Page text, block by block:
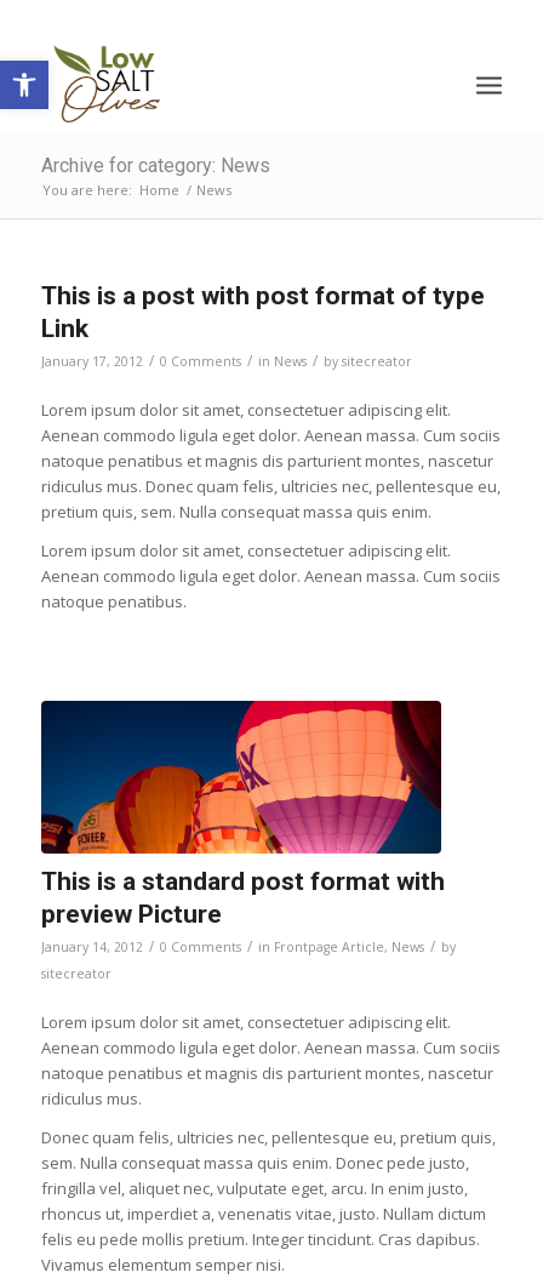
Open toolbar
Archive for category: News
You are here: Home / News
This is a post with post format of type
Link
January 17, 2012 / 0 Comments / in News / by sitecreator
Lorem ipsum dolor sit amet, consectetuer adipiscing elit.
Aenean commodo ligula eget dolor. Aenean massa. Cum sociis
natoque penatibus et magnis dis parturient montes, nascetur
ridiculus mus. Donec quam felis, ultricies nec, pellentesque eu,
pretium quis, sem. Nulla consequat massa quis enim.
Lorem ipsum dolor sit amet, consectetuer adipiscing elit.
Aenean commodo ligula eget dolor. Aenean massa. Cum sociis
natoque penatibus.
This is a standard post format with
preview Picture
January 14, 2012 / 0 Comments / in Frontpage Article, News / by
sitecreator
Lorem ipsum dolor sit amet, consectetuer adipiscing elit.
Aenean commodo ligula eget dolor. Aenean massa. Cum sociis
natoque penatibus et magnis dis parturient montes, nascetur
ridiculus mus.
Donec quam felis, ultricies nec, pellentesque eu, pretium quis,
sem. Nulla consequat massa quis enim. Donec pede justo,
fringilla vel, aliquet nec, vulputate eget, arcu. In enim justo,
rhoncus ut, imperdiet a, venenatis vitae, justo. Nullam dictum
felis eu pede mollis pretium. Integer tincidunt. Cras dapibus.
Vivamus elementum semper nisi.